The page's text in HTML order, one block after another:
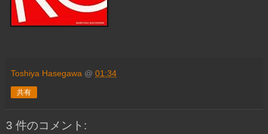
Toshiya Hasegawa @ 01:34
共有
3 件のコメント: